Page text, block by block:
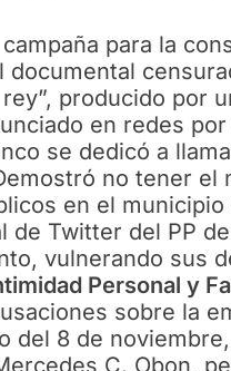
para la
documental
producido por
en redes
se dedicó a
no tener el
en el
de Twitter del PP
vulnerando sus
Personal y
sobre la
del 8 de
C. Obon,